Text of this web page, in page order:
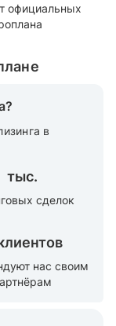
официальных
в
тыс.
сделок
нас своим